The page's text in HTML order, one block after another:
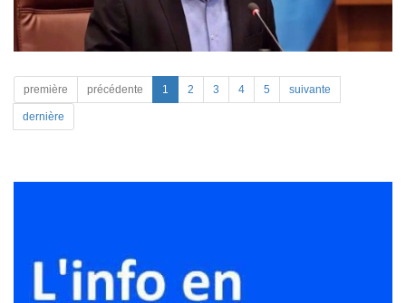
première précédente 1 2 3 4 5 suivante
dernière